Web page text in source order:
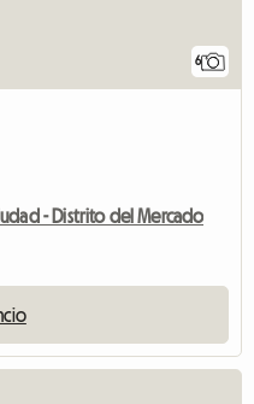
6
- Distrito del Mercado